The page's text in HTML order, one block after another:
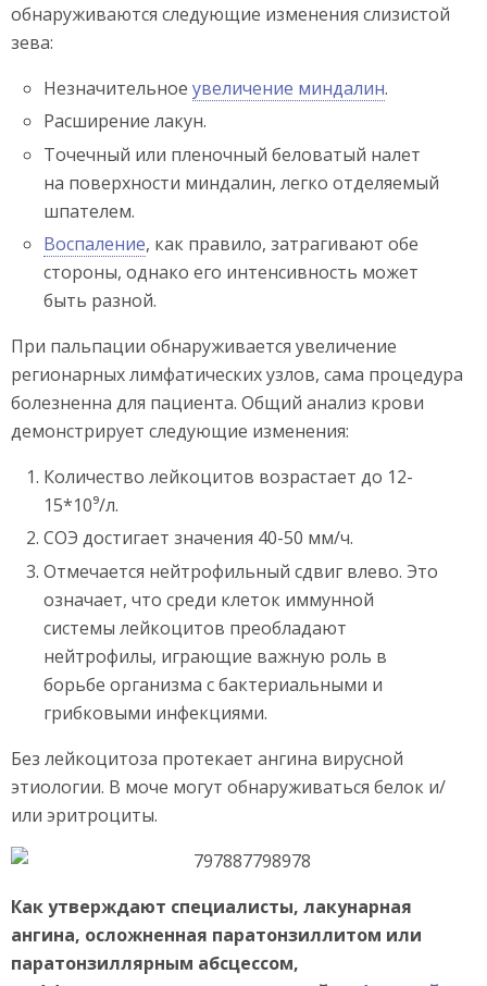
обнаруживаются следующие изменения слизистой
зева:
Незначительноеувеличение миндалин.
Расширение лакун.
Точечный или пленочный беловатый налет
на поверхности миндалин, легко отделяемый
шпателем.
Воспаление, как правило, затрагивают обе
стороны, однако его интенсивность может
быть разной.
При пальпации обнаруживается увеличение
регионарных лимфатических узлов, сама процедура
болезненна для пациента. Общий анализ крови
демонстрирует следующие изменения:
Количество лейкоцитов возрастает до 12-
15*10⁹/л.
СОЭ достигает значения 40-50 мм/ч.
Отмечается нейтрофильный сдвиг влево. Это
означает, что среди клеток иммунной
системы лейкоцитов преобладают
нейтрофилы, играющие важную роль в
борьбе организма с бактериальными и
грибковыми инфекциями.
Без лейкоцитоза протекает ангина вирусной
этиологии. В моче могут обнаруживаться белок и/
или эритроциты.
Как утверждают специалисты, лакунарная
ангина, осложненная паратонзиллитом или
паратонзиллярным абсцессом,